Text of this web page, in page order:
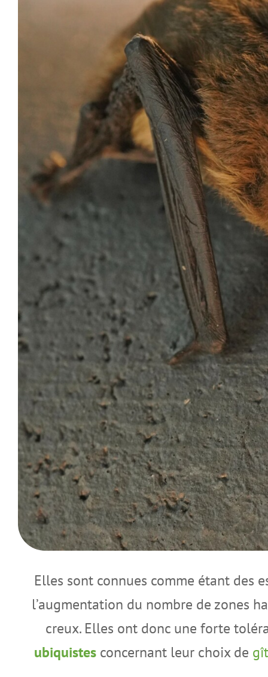
Elles sont connues comme étant des
l’augmentation du nombre de zones
creux. Elles ont donc une forte
ubiquistes​​ concernant leur choix de